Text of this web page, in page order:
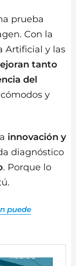
prueba
Con la
Artificial y las
tanto
del
y
innovación y
diagnóstico
. Porque lo
puede